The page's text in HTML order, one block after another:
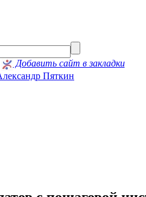
Добавить сайт в закладки
Пяткин